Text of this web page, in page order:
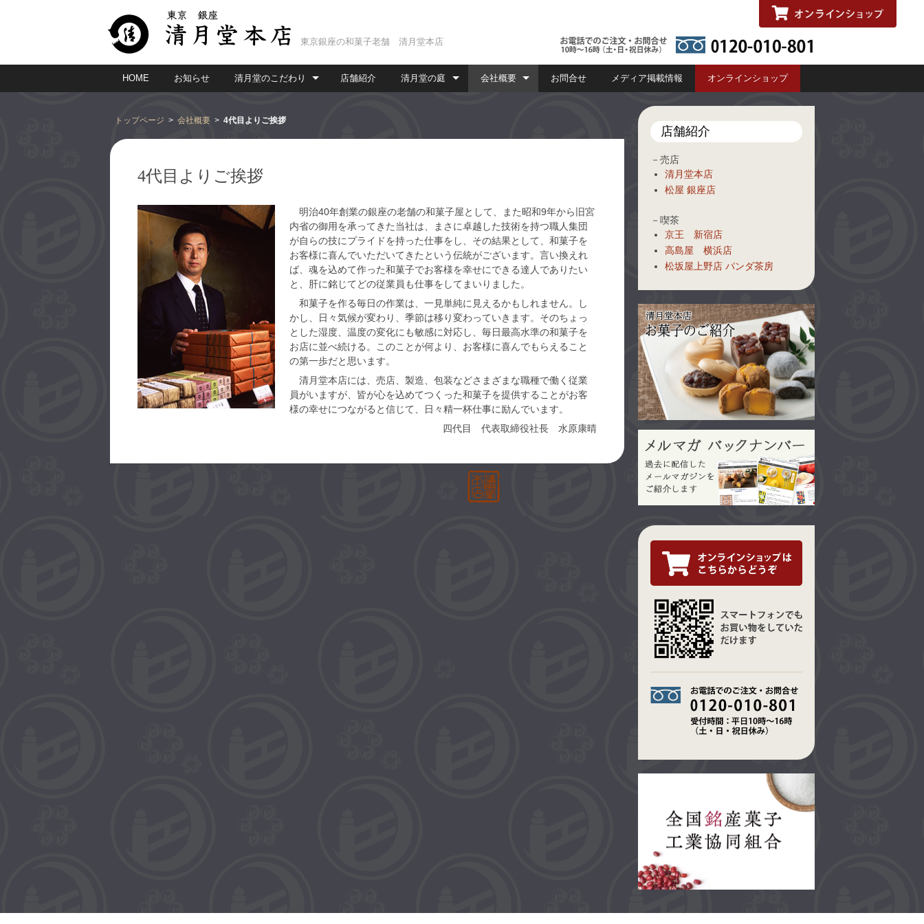
東京銀座の和菓子老舗 清月堂本店
HOME お知らせ 清月堂のこだわり 店舗紹介 清月堂の庭 会社概要 お問合せ メディア掲載情報 オンラインショップ
トップページ 会社概要 4代目よりご挨拶
4代目よりご挨拶
明治40年創業の銀座の老舗の和菓子屋として、また昭和9年から旧宮
内省の御用を承ってきた当社は、まさに卓越した技術を持つ職人集団
が自らの技にプライドを持った仕事をし、その結果として、和菓子を
お客様に喜んでいただいてきたという伝統がございます。言い換えれ
ば、魂を込めて作った和菓子でお客様を幸せにできる達人でありたい
と、肝に銘じてどの従業員も仕事をしてまいりました。
和菓子を作る毎日の作業は、一見単純に見えるかもしれません。し
かし、日々気候が変わり、季節は移り変わっていきます。そのちょっ
とした湿度、温度の変化にも敏感に対応し、毎日最高水準の和菓子を
お店に並べ続ける。このことが何より、お客様に喜んでもらえること
の第一歩だと思います。
清月堂本店には、売店、製造、包装などさまざまな職種で働く従業
員がいますが、皆が心を込めてつくった和菓子を提供することがお客
様の幸せにつながると信じて、日々精一杯仕事に励んでいます。
四代目 代表取締役社長 水原康晴
店舗紹介
－売店
清月堂本店
松屋 銀座店
－喫茶
京王 新宿店
高島屋 横浜店
松坂屋上野店 パンダ茶房